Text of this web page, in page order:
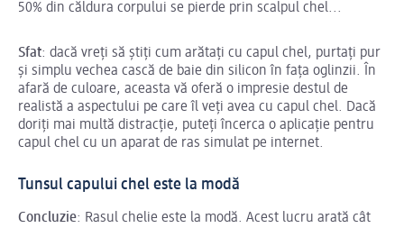
50% din căldura corpului se pierde prin scalpul chel...
Sfat: dacă vreți să știți cum arătați cu capul chel, purtați pur
și simplu vechea cască de baie din silicon în fața oglinzii. În
afară de culoare, aceasta vă oferă o impresie destul de
realistă a aspectului pe care îl veți avea cu capul chel. Dacă
doriți mai multă distracție, puteți încerca o aplicație pentru
capul chel cu un aparat de ras simulat pe internet.
Tunsul capului chel este la modă
Concluzie: Rasul chelie este la modă. Acest lucru arată cât